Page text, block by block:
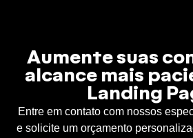
Aumente suas
alcance mais
Landing
Entre em contato com nossos
e solicite um orçamento